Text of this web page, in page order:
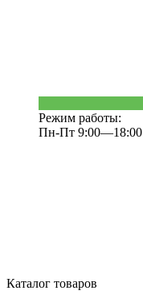
Режим работы:
Пн-Пт 9:00—18:00
Каталог товаров